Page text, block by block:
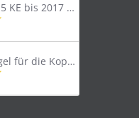
Mazda CX-5 KE bis 2017 Lastenträger Dachträger
4.9
rating
Kleiderbügel für die Kopfstütze
4.9
rating